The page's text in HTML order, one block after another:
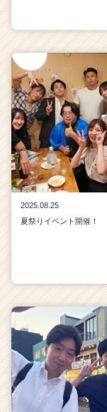
2025.08.25
夏祭りイベント開催！